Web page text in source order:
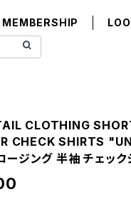
MEMBERSHIP
CLOTHING
CHECK SHIRTS
ージング 半袖 チェック